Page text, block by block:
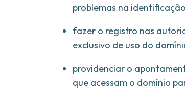
problemas na
fazer o registro nas
exclusivo de uso do
providenciar o
que acessam o domínio